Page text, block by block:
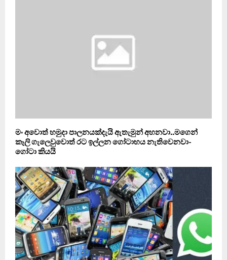
මං අවොත් හමුදා පාලනයක්දැයි ඇතැමුන් අහනවා..මගෙන්
කෑලි ගැලෙවුවොත් රට ඉල්ලන ගෝටාභය නැතිවෙනවා-
ගෝටා කියයි